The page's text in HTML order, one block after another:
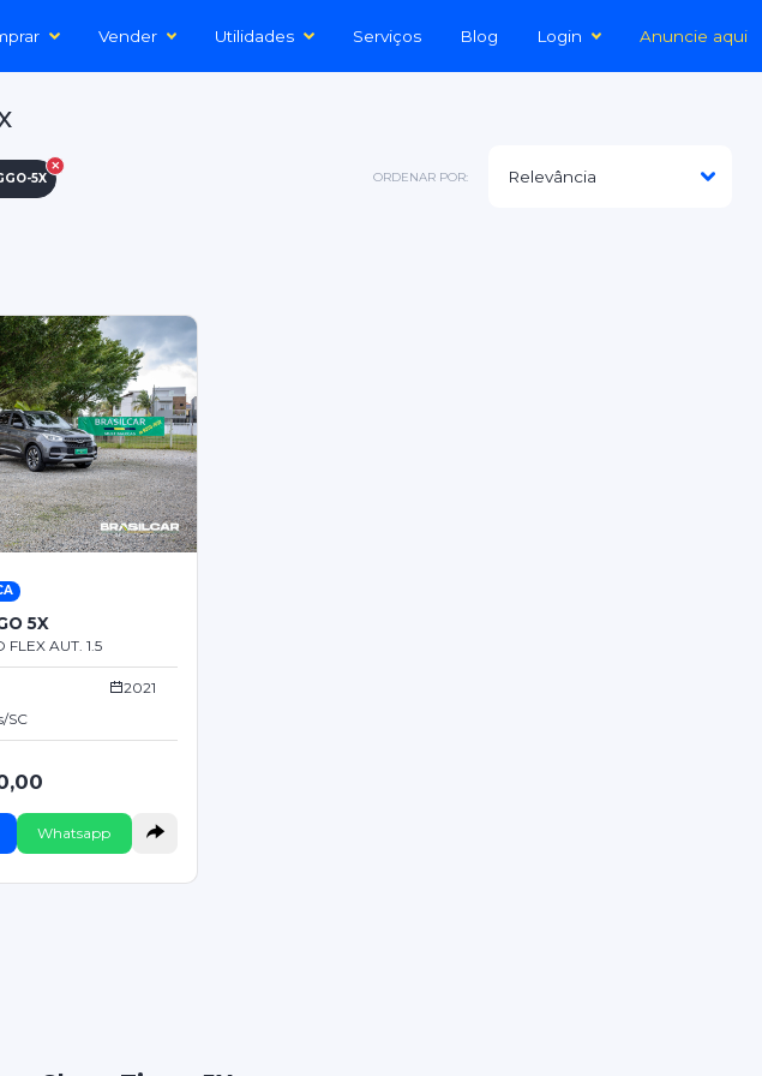
Vender Utilidades Serviços Blog Login Anuncie aqui
5X ORDENAR POR:
5X
FLEX AUT. 1.5
2021
SC
Whatsapp